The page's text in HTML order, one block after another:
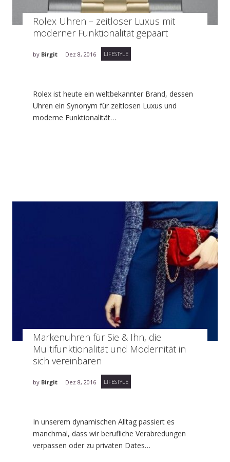
Rolex Uhren – zeitloser Luxus mit
moderner Funktionalität gepaart
by Birgit Dez 8, 2016 LIFESTYLE
Rolex ist heute ein weltbekannter Brand, dessen
Uhren ein Synonym für zeitlosen Luxus und
moderne Funktionalität…
Markenuhren für Sie & Ihn, die
Multifunktionalität und Modernität in
sich vereinbaren
by Birgit Dez 8, 2016 LIFESTYLE
In unserem dynamischen Alltag passiert es
manchmal, dass wir berufliche Verabredungen
verpassen oder zu privaten Dates…